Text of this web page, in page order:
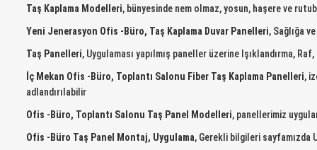
Taş Kaplama Modelleri, bünyesinde nem olmaz, yosun, haşere ve
Yeni Jenerasyon Ofis -Büro, Taş Kaplama Duvar Panelleri, Sağlığa
Taş Panelleri, Uygulaması yapılmış paneller üzerine Işıklandırma,
İç Mekan Ofis -Büro, Toplantı Salonu Fiber Taş Kaplama Panelleri,
adlandırılabilir
Ofis -Büro, Toplantı Salonu Taş Panel Modelleri, panellerimiz
Ofis -Büro Taş Panel Montaj, Uygulama, Gerekli bilgileri